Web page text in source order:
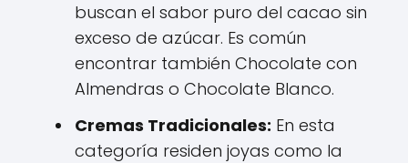
buscan el sabor puro del cacao sin
exceso de azúcar. Es común
encontrar también Chocolate con
Almendras o Chocolate Blanco.
Cremas Tradicionales: En esta
categoría residen joyas como la